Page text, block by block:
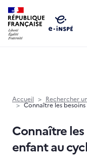
Accueil Rechercher
Connaître les
Connaître
enfant au